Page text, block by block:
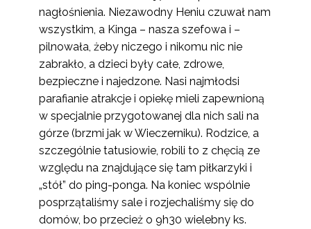
nagłośnienia. Niezawodny Heniu czuwał nam
wszystkim, a Kinga – nasza szefowa i –
pilnowała, żeby niczego i nikomu nic nie
zabrakło, a dzieci były całe, zdrowe,
bezpieczne i najedzone. Nasi najmłodsi
parafianie atrakcje i opiekę mieli zapewnioną
w specjalnie przygotowanej dla nich sali na
górze (brzmi jak w Wieczerniku). Rodzice, a
szczególnie tatusiowie, robili to z chęcią ze
względu na znajdujące się tam piłkarzyki i
„stół” do ping-ponga. Na koniec wspólnie
posprzątaliśmy sale i rozjechaliśmy się do
domów, bo przecież o 9h30 wielebny ks.